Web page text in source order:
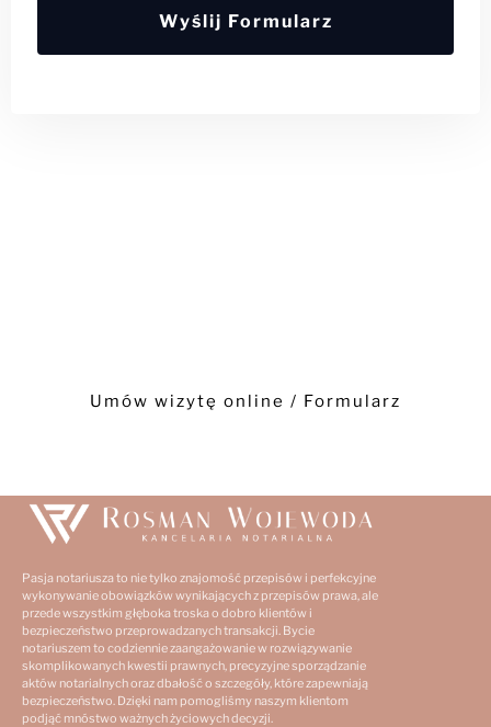
Umów wizytę online / Formularz
Pasja notariusza to nie tylko znajomość przepisów i perfekcyjne
wykonywanie obowiązków wynikających z przepisów prawa, ale
przede wszystkim głęboka troska o dobro klientów i
bezpieczeństwo przeprowadzanych transakcji. Bycie
notariuszem to codziennie zaangażowanie w rozwiązywanie
skomplikowanych kwestii prawnych, precyzyjne sporządzanie
aktów notarialnych oraz dbałość o szczegóły, które zapewniają
bezpieczeństwo. Dzięki nam pomogliśmy naszym klientom
podjąć mnóstwo ważnych życiowych decyzji.